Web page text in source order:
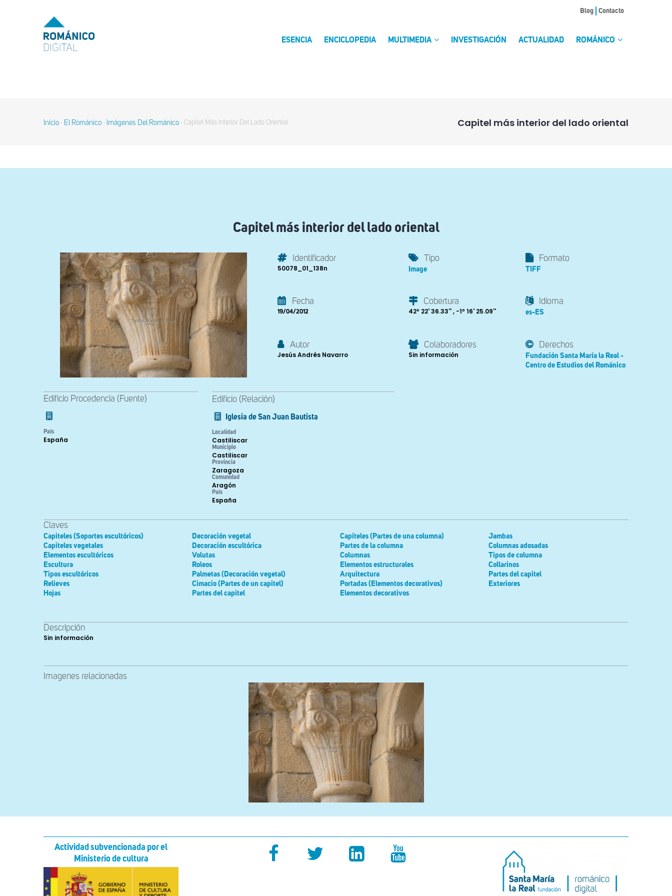
MENU
TOP
Blog Contacto
ESENCIA ENCICLOPEDIA MULTIMEDIA INVESTIGACIÓN ACTUALIDAD ROMÁNICO
Capitel más interior del lado oriental
Sobrescribir
Inicio - El Románico - Imágenes Del Románico - Capitel Más Interior Del Lado Oriental
Capitel más interior del lado oriental
Identificador
50078_01_138n
Tipo
Image
Formato
TIFF
Fecha
19/04/2012
Cobertura
42º 22' 36.33'' , -1º 16' 25.09''
Idioma
es-ES
Autor
Jesús Andrés Navarro
Colaboradores
Sin información
Derechos
Fundación Santa María la Real -
Centro de Estudios del Románico
Edificio Procedencia (Fuente)
País
España
Edificio (Relación)
Iglesia de San Juan Bautista
Localidad
Castiliscar
Municipio
Castiliscar
Provincia
Zaragoza
Comunidad
Aragón
País
España
Claves
Capiteles (Soportes escultóricos)
Capiteles vegetales
Elementos escultóricos
Escultura
Tipos escultóricos
Relieves
Hojas
Decoración vegetal
Decoración escultórica
Volutas
Roleos
Palmetas (Decoración vegetal)
Cimacio (Partes de un capitel)
Partes del capitel
Capiteles (Partes de una columna)
Partes de la columna
Columnas
Elementos estructurales
Arquitectura
Portadas (Elementos decorativos)
Elementos decorativos
Jambas
Columnas adosadas
Tipos de columna
Collarinos
Partes del capitel
Exteriores
Descripción
Sin información
Imagenes relacionadas
Actividad subvencionada por el
Ministerio de cultura